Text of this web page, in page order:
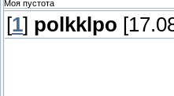
Моя пустота
[1] polkklpo